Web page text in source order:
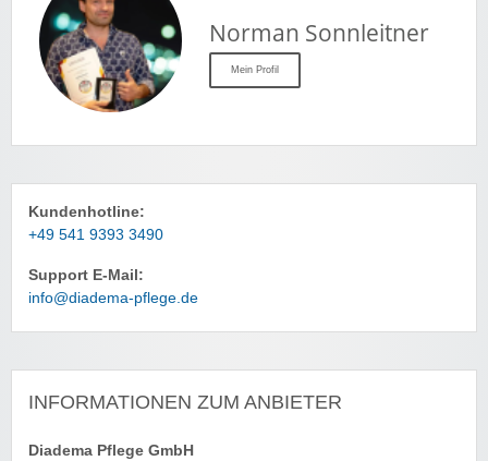
Norman Sonnleitner
Mein Profil
Kundenhotline:
+49 541 9393 3490
Support E-Mail:
info@diadema-pflege.de
INFORMATIONEN ZUM ANBIETER
Diadema Pflege GmbH